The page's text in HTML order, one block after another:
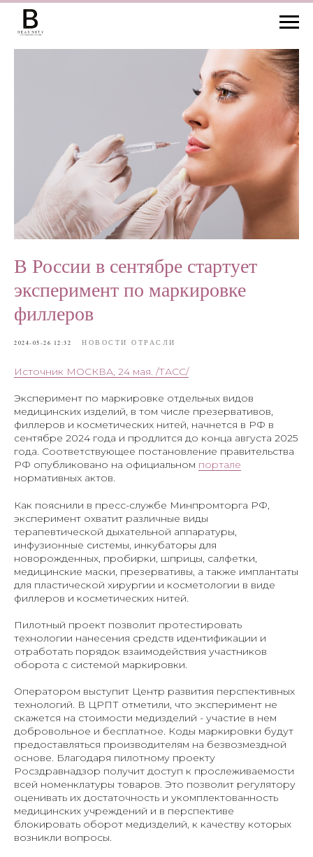
В России в сентябре стартует
эксперимент по маркировке
филлеров
2024-05-26 12:32 НОВОСТИ ОТРАСЛИ
Источник МОСКВА, 24 мая. /ТАСС/
Эксперимент по маркировке отдельных видов
медицинских изделий, в том числе презервативов,
филлеров и косметических нитей, начнется в РФ в
сентябре 2024 года и продлится до конца августа 2025
года. Соответствующее постановление правительства
РФ опубликовано на официальном портале
нормативных актов.
Как пояснили в пресс-службе Минпромторга РФ,
эксперимент охватит различные виды
терапевтической дыхательной аппаратуры,
инфузионные системы, инкубаторы для
новорожденных, пробирки, шприцы, салфетки,
медицинские маски, презервативы, а также имплантаты
для пластической хирургии и косметологии в виде
филлеров и косметических нитей.
Пилотный проект позволит протестировать
технологии нанесения средств идентификации и
отработать порядок взаимодействия участников
оборота с системой маркировки.
Оператором выступит Центр развития перспективных
технологий. В ЦРПТ отметили, что эксперимент не
скажется на стоимости медизделий - участие в нем
добровольное и бесплатное. Коды маркировки будут
предоставляться производителям на безвозмездной
основе. Благодаря пилотному проекту
Росздравнадзор получит доступ к прослеживаемости
всей номенклатуры товаров. Это позволит регулятору
оценивать их достаточность и укомплектованность
медицинских учреждений и в перспективе
блокировать оборот медизделий, к качеству которых
возникли вопросы.